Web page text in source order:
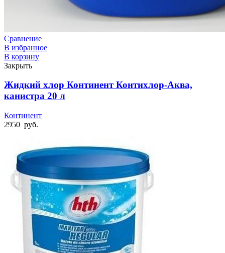
Сравнение
В избранное
В корзину
Закрыть
Жидкий хлор Континент Контихлор-Аква,
канистра 20 л
Континент
2950 руб.